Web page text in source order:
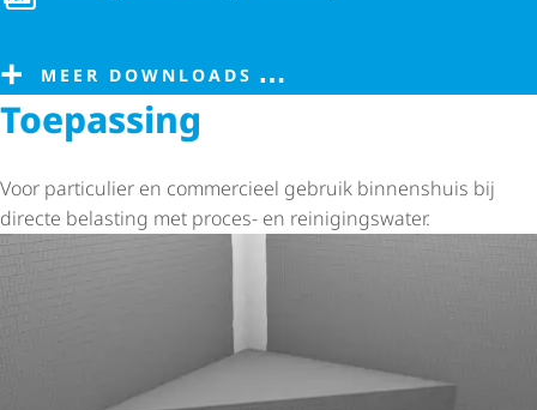
MEER DOWNLOADS
Toepassing
Voor particulier en commercieel gebruik binnenshuis bij
directe belasting met proces- en reini­gings­water.